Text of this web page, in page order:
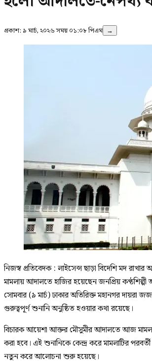
প্রকাশ: ৯ মার্চ, ২০২৬ সময় ০১:০৮ পিএম →
নিজস্ব প্রতিবেদক : লাইসেন্স ছাড়া বিদেশি মদ রাখার
মামলায় আদালতে হাজির হয়েছেন জনপ্রিয়
সোমবার (৯ মার্চ) ঢাকার অতিরিক্ত মহানগর দায়রা
গুরুত্বপূর্ণ শুনানি অনুষ্ঠিত হওয়ার কথা রয়েছে।
বিচারক আয়েশা আক্তর মৌসুমীর আদালতে আজ
করা হবে। এই শুনানিকে কেন্দ্র করে মামলাটির
নতুন করে আলোচনা শুরু হয়েছে।